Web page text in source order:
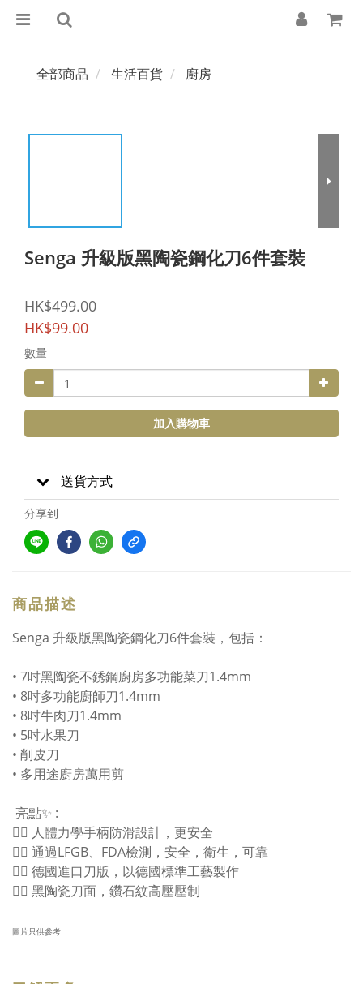
全部商品 生活百貨 廚房
Senga 升級版黑陶瓷鋼化刀6件套裝
HK$499.00
HK$99.00
數量
加入購物車
送貨方式
分享到
商品描述
Senga 升級版黑陶瓷鋼化刀6件套裝，包括：
• 7吋黑陶瓷不銹鋼廚房多功能菜刀1.4mm
• 8吋多功能廚師刀1.4mm
• 8吋牛肉刀1.4mm
• 5吋水果刀
• 削皮刀
• 多用途廚房萬用剪
亮點✨ :
👍🏻 人體力學手柄防滑設計，更安全
👍🏻 通過LFGB、FDA檢測，安全，衛生，可靠
👍🏻 德國進口刀版，以德國標準工藝製作
👍🏻 黑陶瓷刀面，鑽石紋高壓壓制
圖片只供參考